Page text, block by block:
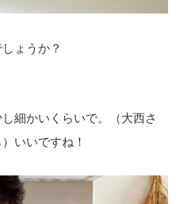
ょうか？
細かいくらいで。（大西さ
いいですね！